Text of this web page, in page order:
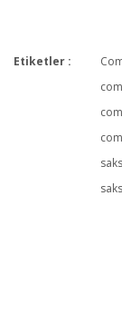
Etiketler :